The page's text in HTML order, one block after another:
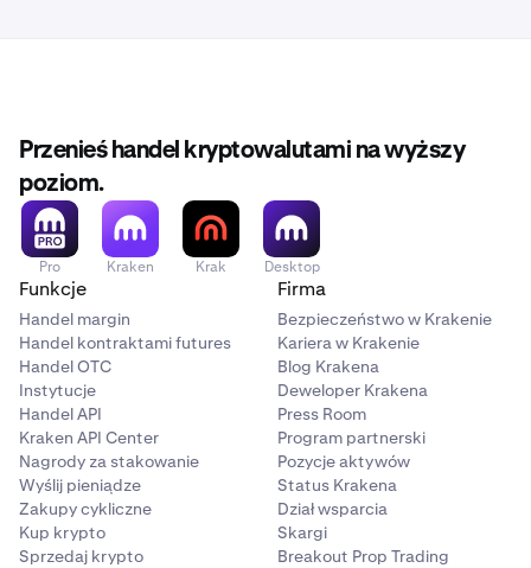
Przenieś handel kryptowalutami na wyższy
poziom.
Pro Kraken Krak Desktop
Funkcje
Handel margin
Handel kontraktami futures
Handel OTC
Instytucje
Handel API
Kraken API Center
Nagrody za stakowanie
Wyślij pieniądze
Zakupy cykliczne
Kup krypto
Sprzedaj krypto
Firma
Bezpieczeństwo w Krakenie
Kariera w Krakenie
Blog Krakena
Deweloper Krakena
Press Room
Program partnerski
Pozycje aktywów
Status Krakena
Dział wsparcia
Skargi
Breakout Prop Trading